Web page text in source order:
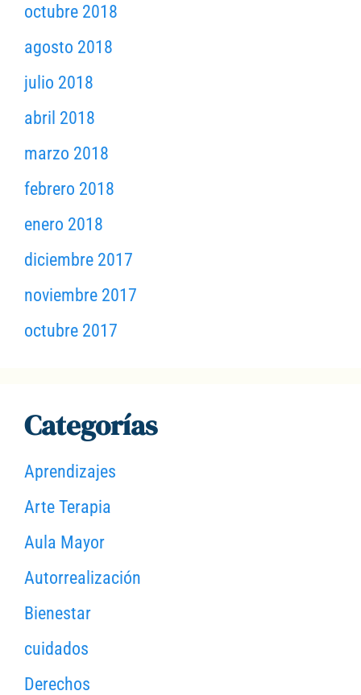
octubre 2018
agosto 2018
julio 2018
abril 2018
marzo 2018
febrero 2018
enero 2018
diciembre 2017
noviembre 2017
octubre 2017
Categorías
Aprendizajes
Arte Terapia
Aula Mayor
Autorrealización
Bienestar
cuidados
Derechos